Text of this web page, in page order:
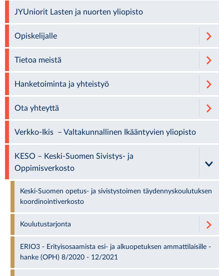
JYUniorit Lasten ja nuorten yliopisto
Opiskelijalle
Tietoa meistä
Hanketoiminta ja yhteistyö
Ota yhteyttä
Verkko-Ikis – Valtakunnallinen Ikääntyvien yliopisto
KESO – Keski-Suomen Sivistys- ja
Oppimisverkosto
Keski-Suomen opetus- ja sivistystoimen täydennyskoulutuksen
koordinointiverkosto
Koulutustarjonta
ERIO3 - Erityisosaamista esi- ja alkuopetuksen ammattilaisille -
hanke (OPH) 8/2020 - 12/2021